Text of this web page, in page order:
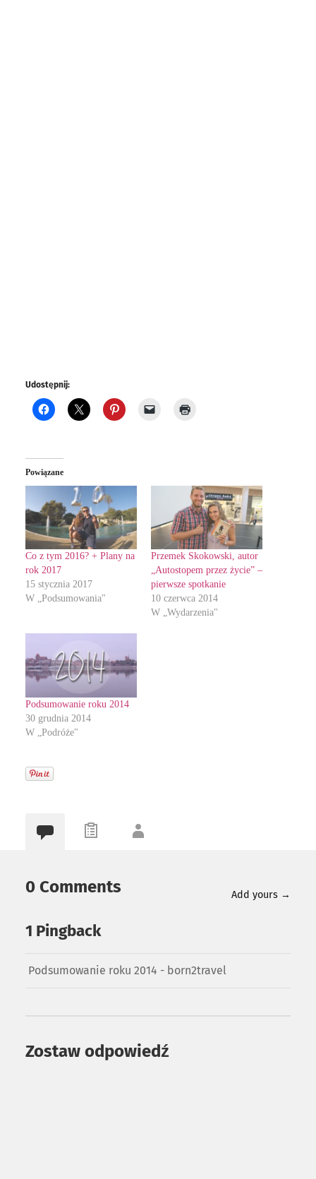
Udostępnij:
Powiązane
Co z tym 2016? + Plany na
rok 2017
15 stycznia 2017
W „Podsumowania"
Przemek Skokowski, autor
„Autostopem przez życie” –
pierwsze spotkanie
10 czerwca 2014
W „Wydarzenia"
Podsumowanie roku 2014
30 grudnia 2014
W „Podróże"
0 Comments Add yours →
1 Pingback
Podsumowanie roku 2014 - born2travel
Zostaw odpowiedź